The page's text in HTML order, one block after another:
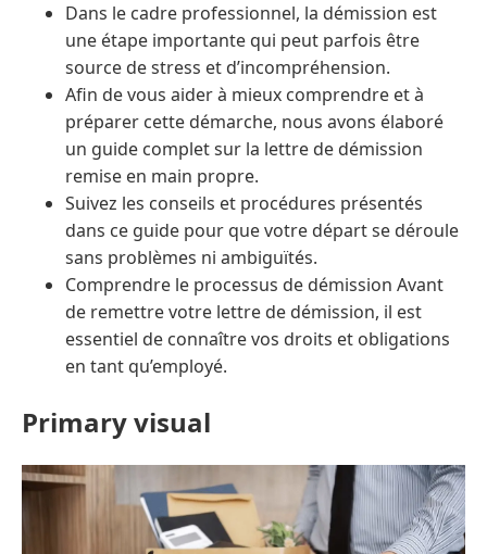
Dans le cadre professionnel, la démission est
une étape importante qui peut parfois être
source de stress et d’incompréhension.
Afin de vous aider à mieux comprendre et à
préparer cette démarche, nous avons élaboré
un guide complet sur la lettre de démission
remise en main propre.
Suivez les conseils et procédures présentés
dans ce guide pour que votre départ se déroule
sans problèmes ni ambiguïtés.
Comprendre le processus de démission Avant
de remettre votre lettre de démission, il est
essentiel de connaître vos droits et obligations
en tant qu’employé.
Primary visual